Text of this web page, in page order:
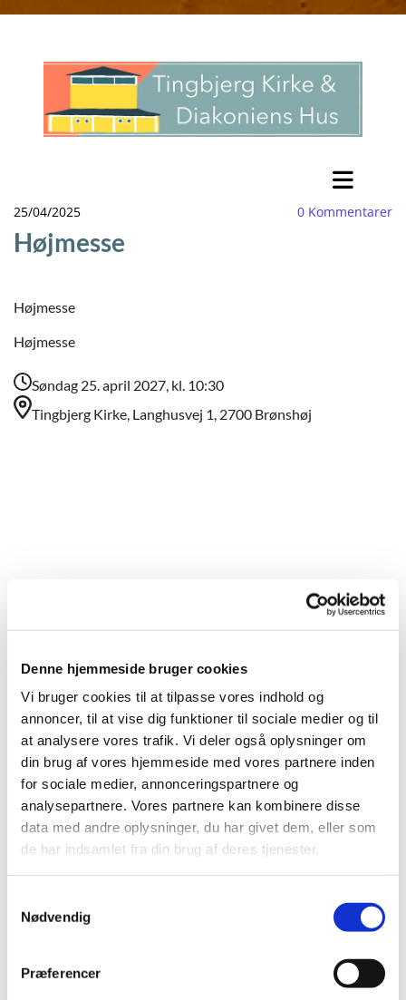
Denne hjemmeside bruger cookies
Vi bruger cookies til at tilpasse vores indhold og
annoncer, til at vise dig funktioner til sociale medier og til
at analysere vores trafik. Vi deler også oplysninger om
din brug af vores hjemmeside med vores partnere inden
for sociale medier, annonceringspartnere og
analysepartnere. Vores partnere kan kombinere disse
data med andre oplysninger, du har givet dem, eller som
de har indsamlet fra din brug af deres tjenester.
Nødvendig
Præferencer
25/04/2025 0 Kommentarer
Højmesse
Højmesse
Højmesse
Søndag 25. april 2027, kl. 10:30
Tingbjerg Kirke, Langhusvej 1, 2700 Brønshøj
Du vil måske også kunne lide...